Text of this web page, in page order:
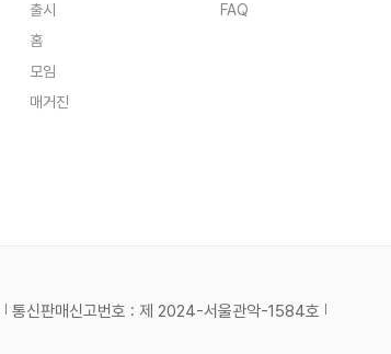
출시
홈
모임
매거진
FAQ
통신판매신고번호 : 제 2024-서울관악-1584호